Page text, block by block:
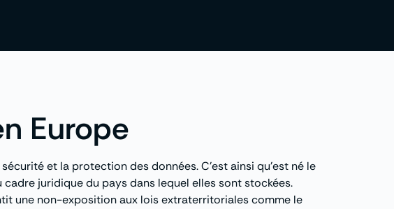
Europe
et la protection des données. C’est ainsi qu’est né le
juridique du pays dans lequel elles sont stockées.
une non-exposition aux lois extraterritoriales comme le